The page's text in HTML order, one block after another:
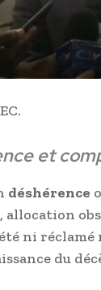
et
déshérence
allocation
ni
du